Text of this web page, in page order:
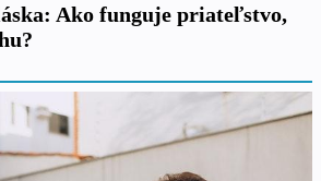
Ako funguje priateľstvo,